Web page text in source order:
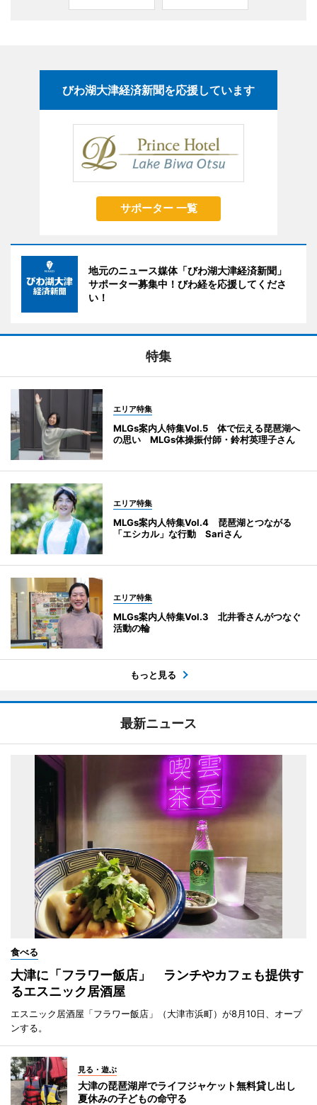
びわ湖大津経済新聞を応援しています
サポーター 一覧
地元のニュース媒体「びわ湖大津経済新聞」
サポーター募集中！びわ経を応援してくださ
い！
特集
エリア特集
MLGs案内人特集Vol.5 体で伝える琵琶湖へ
の思い MLGs体操振付師・鈴村英理子さん
エリア特集
MLGs案内人特集Vol.4 琵琶湖とつながる
「エシカル」な行動 Sariさん
エリア特集
MLGs案内人特集Vol.3 北井香さんがつなぐ
活動の輪
もっと見る
最新ニュース
食べる
大津に「フラワー飯店」 ランチやカフェも提供す
るエスニック居酒屋
エスニック居酒屋「フラワー飯店」（大津市浜町）が8月10日、オープ
ンする。
見る・遊ぶ
大津の琵琶湖岸でライフジャケット無料貸し出し
夏休みの子どもの命守る